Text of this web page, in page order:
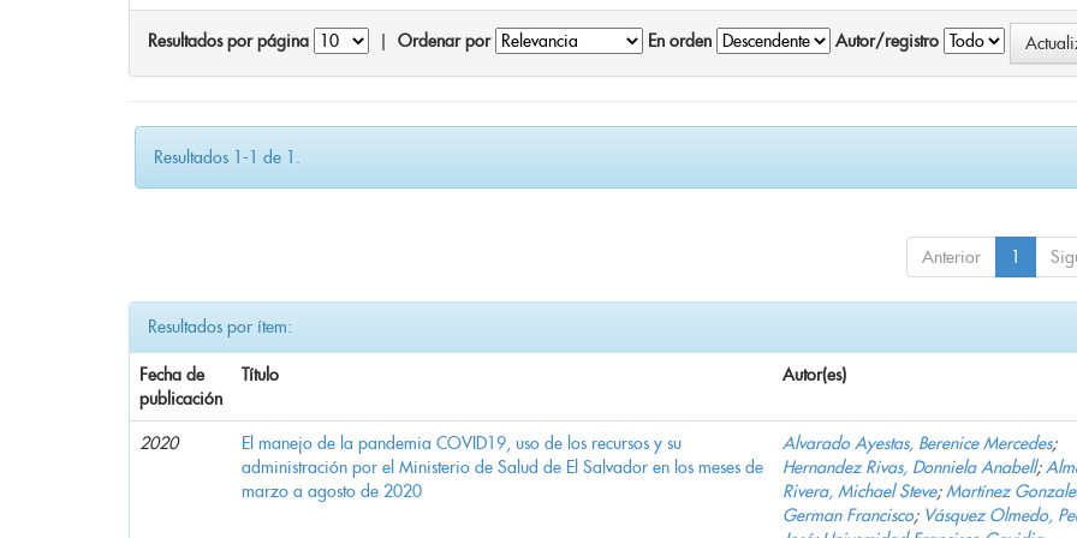
Resultados por página Ordenar por En orden Autor/registro
Resultados 1-1 de 1.
Anterior 1
Resultados por ítem:
Fecha de
publicación
Título Autor(es)
2020
El manejo de la pandemia COVID19, uso de los recursos y su
administración por el Ministerio de Salud de El Salvador en los meses de
marzo a agosto de 2020
Alvarado Ayestas, Berenice Mercedes;
Hernandez Rivas, Donniela Anabell;
Rivera, Michael Steve;Martínez
German Francisco; Vásquez Olmedo,